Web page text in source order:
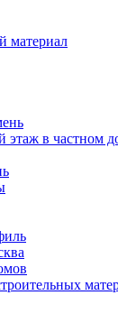
материал
этаж в частном